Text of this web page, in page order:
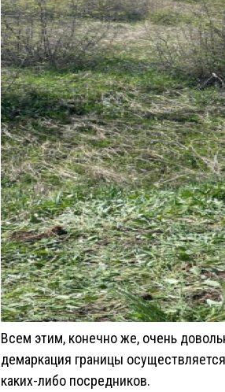
Всем этим, конечно же, очень
демаркация границы
каких-либо посредников.